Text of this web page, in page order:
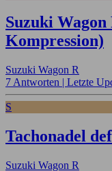
Suzuki Wagon
Kompression)
Suzuki Wagon R
7 Antworten | Letzte
S
Tachonadel
Suzuki Wagon R